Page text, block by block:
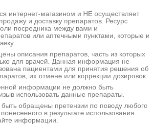
интернет-магазином и НЕ осуществляет
и доставку препаратов. Ресурс
посредника между вами и
или аптечными пунктами, которые и
описания препаратов, часть из которых
для врачей. Данная информация не
пациентами для принятия решения об
их отмене или коррекции дозировок.
информации не должно быть
использовать данные препараты.
быть обращены претензии по поводу любого
в результате использования
информации.